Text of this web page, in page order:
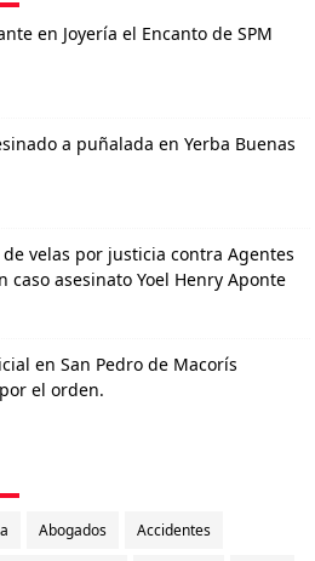
en Joyería el Encanto de SPM
a puñalada en Yerba Buenas
velas por justicia contra Agentes
caso asesinato Yoel Henry Aponte
en San Pedro de Macorís
el orden.
Abogados Accidentes